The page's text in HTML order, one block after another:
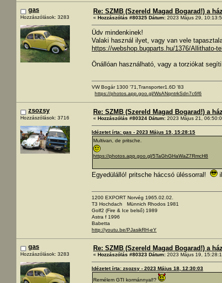
gas
Hozzászólások: 3283
Re: SZMB (Szereld Magad Bogarad!) a
« Hozzászólás #80325 Dátum: 2023 Május 29,
Üdv mindenkinek!
Valaki használ ilyet, vagy van vele
https://webshop.bugparts.hu/1376/Allithato-
Önállóan használható, vagy a torziókat
VW Bogár 1300 '71,Transporter1.6D '83
https://photos.app.goo.gl/WsANqntrkSdn7c6f6
zsozsy
Hozzászólások: 3716
Re: SZMB (Szereld Magad Bogarad!) a
« Hozzászólás #80324 Dátum: 2023 Május 21,
Idézetet írta: gas - 2023 Május 19, 15:28:15
Multivan, de pritsche.
https://photos.app.goo.gl/5TaGhGHaWaZ7RmcH8
Egyedülálló! pritsche háccsó üléssorral!
1200 EXPORT Norvég 1965.02.02.
T3 Hochdach Münnich Rhodos 1981
Golf2 (Fire & Ice belső) 1989
Astra f 1996
Babetta
http://youtu.be/PJasikRH-eY
gas
Hozzászólások: 3283
Re: SZMB (Szereld Magad Bogarad!) a
« Hozzászólás #80323 Dátum: 2023 Május 19,
Idézetet írta: zsozsy - 2023 Május 18, 12:30:03
Remélem GTI kormánnyal!?